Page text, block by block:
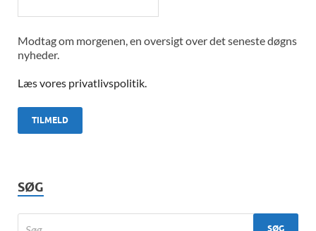
Modtag om morgenen, en oversigt over det seneste døgns
nyheder.
Læs vores privatlivspolitik.
SØG